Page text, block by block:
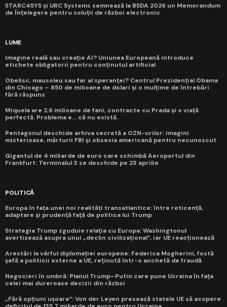
STARC4SYS și URC Systems semnează la BSDA 2026 un Memorandum
de Înțelegere pentru soluții de război electronic
LUME
Imagine reală sau creație AI? Uniunea Europeană introduce
etichete obligatorii pentru conținutul artificial
Obelisc, mausoleu sau far al speranței? Centrul Prezidențial Obama
din Chicago – 850 de milioane de dolari și o mulțime de întrebări
fără răspuns
Miquela are 2,6 milioane de fani, contracte cu Prada și o viață
perfectă. Problema e... că nu există.
Pentagonul deschide arhiva secretă a OZN-urilor: imagini
misterioase, mărturii FBI și obsesia americană pentru necunoscut
Gigantul de 4 miliarde de euro care schimbă Aeroportul din
Frankfurt: Terminalul 3 se deschide pe 23 aprilie
POLITICĂ
Europa în fața unei noi realități transatlantice: între reticență,
adaptare și prudență față de politica lui Trump
Strategia Trump zguduie relația cu Europa: Washingtonul
avertizează asupra unui „declin civilizațional”, iar UE reacționează
Arestări la vârful diplomației europene: Federica Mogherini, fostă
șefă a politicii externe a UE, reținută într-o anchetă de fraudă
Negocieri în umbră: Planul Trump–Putin care pune Ucraina în fața
celei mai dureroase decizii din război
„Fără opțiuni ușoare”: Von der Leyen presează statele UE să acopere